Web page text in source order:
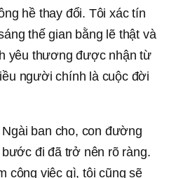
hề thay đổi. Tôi xác tín
thế gian bằng lẽ thật và
yêu thương được nhận từ
người chính là cuộc đời
ban cho, con đường
đi đã trở nên rõ ràng.
công việc gì, tôi cũng sẽ